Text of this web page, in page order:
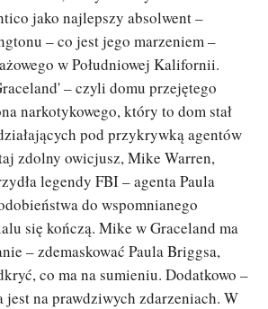
jako najlepszy absolwent –
– co jest jego marzeniem –
w Południowej Kalifornii.
– czyli domu przejętego
narkotykowego, który to dom stał
pod przykrywką agentów
zdolny owicjusz, Mike Warren,
legendy FBI – agenta Paula
do wspomnianego
się kończą. Mike w Graceland ma
– zdemaskować Paula Briggsa,
co ma na sumieniu. Dodatkowo –
jest na prawdziwych zdarzeniach. W